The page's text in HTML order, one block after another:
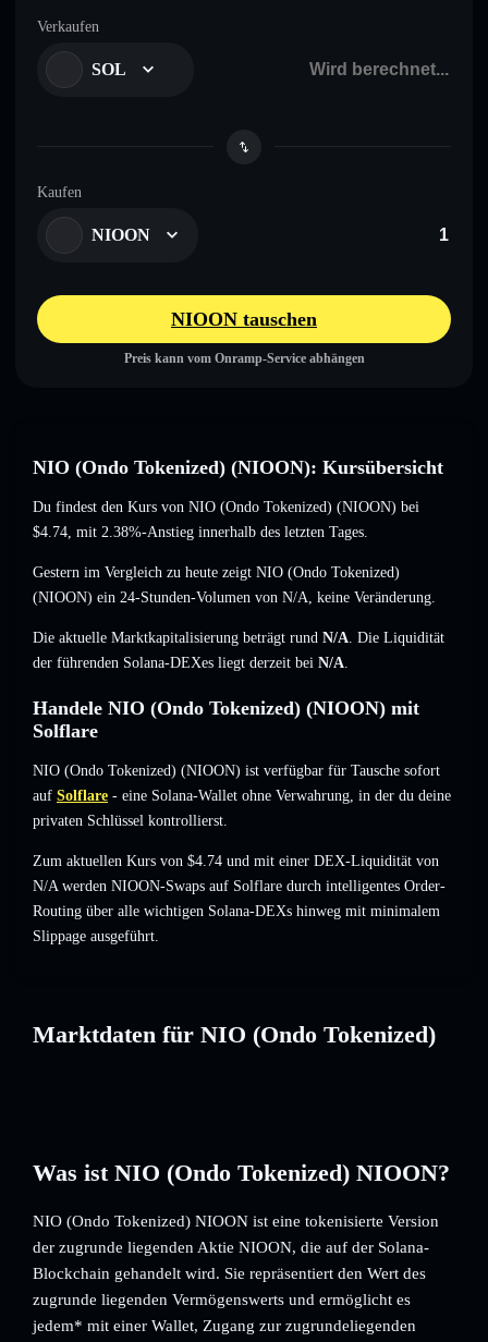
Verkaufen
SOL
Kaufen
NIOON
NIOON tauschen
Preis kann vom Onramp-Service abhängen
NIO (Ondo Tokenized) (NIOON): Kursübersicht
Du findest den Kurs von NIO (Ondo Tokenized) (NIOON) bei
$4.74, mit 2.38%-Anstieg innerhalb des letzten Tages.
Gestern im Vergleich zu heute zeigt NIO (Ondo Tokenized)
(NIOON) ein 24-Stunden-Volumen von N/A, keine Veränderung.
Die aktuelle Marktkapitalisierung beträgt rund N/A. Die Liquidität
der führenden Solana-DEXes liegt derzeit bei N/A.
Handele NIO (Ondo Tokenized) (NIOON) mit
Solflare
NIO (Ondo Tokenized) (NIOON) ist verfügbar für Tausche sofort
auf Solflare - eine Solana-Wallet ohne Verwahrung, in der du deine
privaten Schlüssel kontrollierst.
Zum aktuellen Kurs von $4.74 und mit einer DEX-Liquidität von
N/A werden NIOON-Swaps auf Solflare durch intelligentes Order-
Routing über alle wichtigen Solana-DEXs hinweg mit minimalem
Slippage ausgeführt.
Marktdaten für NIO (Ondo Tokenized)
Was ist NIO (Ondo Tokenized) NIOON?
NIO (Ondo Tokenized) NIOON ist eine tokenisierte Version
der zugrunde liegenden Aktie NIOON, die auf der Solana-
Blockchain gehandelt wird. Sie repräsentiert den Wert des
zugrunde liegenden Vermögenswerts und ermöglicht es
jedem* mit einer Wallet, Zugang zur zugrundeliegenden